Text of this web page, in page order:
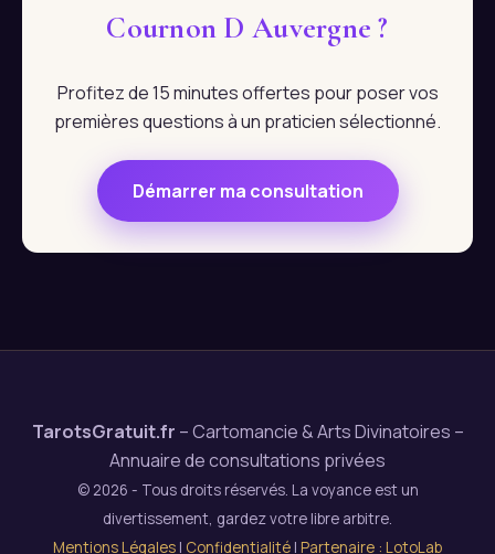
Cournon D Auvergne ?
Profitez de 15 minutes offertes pour poser vos
premières questions à un praticien sélectionné.
Démarrer ma consultation
TarotsGratuit.fr – Cartomancie & Arts Divinatoires –
Annuaire de consultations privées
© 2026 - Tous droits réservés. La voyance est un
divertissement, gardez votre libre arbitre.
Mentions Légales | Confidentialité | Partenaire : LotoLab